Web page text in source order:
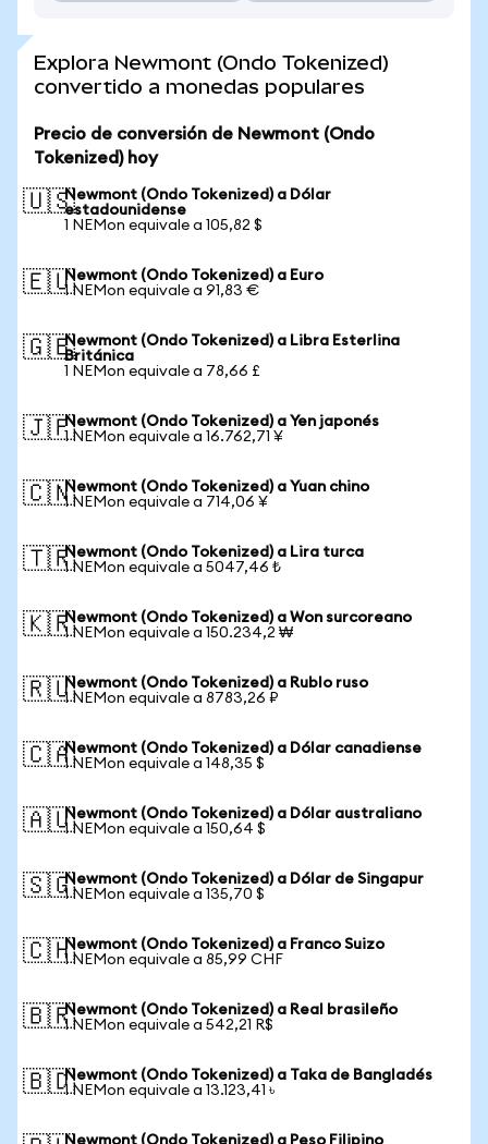
Explora Newmont (Ondo Tokenized)
convertido a monedas populares
Precio de conversión de Newmont (Ondo
Tokenized) hoy
🇺🇸Newmont (Ondo Tokenized) a Dólar
estadounidense
1 NEMon equivale a 105,82 $
🇪🇺Newmont (Ondo Tokenized) a Euro
1 NEMon equivale a 91,83 €
🇬🇧Newmont (Ondo Tokenized) a Libra Esterlina
Británica
1 NEMon equivale a 78,66 £
🇯🇵Newmont (Ondo Tokenized) a Yen japonés
1 NEMon equivale a 16.762,71 ¥
🇨🇳Newmont (Ondo Tokenized) a Yuan chino
1 NEMon equivale a 714,06 ¥
🇹🇷Newmont (Ondo Tokenized) a Lira turca
1 NEMon equivale a 5047,46 ₺
🇰🇷Newmont (Ondo Tokenized) a Won surcoreano
1 NEMon equivale a 150.234,2 ₩
🇷🇺Newmont (Ondo Tokenized) a Rublo ruso
1 NEMon equivale a 8783,26 ₽
🇨🇦Newmont (Ondo Tokenized) a Dólar canadiense
1 NEMon equivale a 148,35 $
🇦🇺Newmont (Ondo Tokenized) a Dólar australiano
1 NEMon equivale a 150,64 $
🇸🇬Newmont (Ondo Tokenized) a Dólar de Singapur
1 NEMon equivale a 135,70 $
🇨🇭Newmont (Ondo Tokenized) a Franco Suizo
1 NEMon equivale a 85,99 CHF
🇧🇷Newmont (Ondo Tokenized) a Real brasileño
1 NEMon equivale a 542,21 R$
🇧🇩Newmont (Ondo Tokenized) a Taka de Bangladés
1 NEMon equivale a 13.123,41 ৳
Newmont (Ondo Tokenized) a Peso Filipino